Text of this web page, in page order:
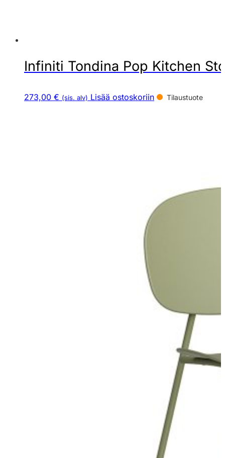
Infiniti Tondina Pop Kitchen
273,00 € (sis. alv) Lisää ostoskoriin Tilaustuote